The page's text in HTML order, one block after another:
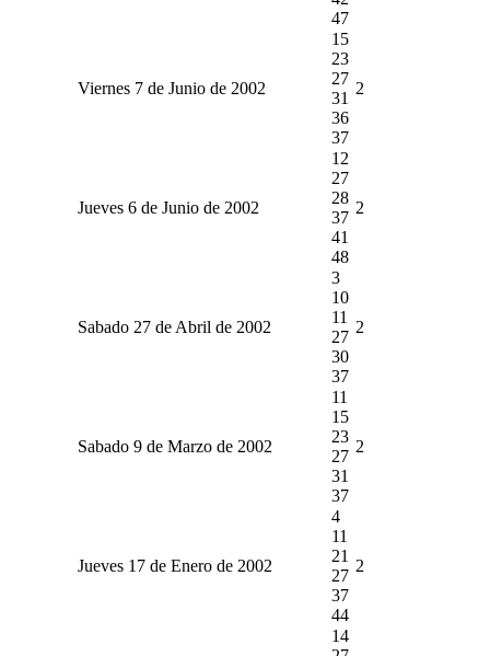
47
Viernes 7 de Junio de 2002
15
23
27
31
36
37
2
Jueves 6 de Junio de 2002
12
27
28
37
41
48
2
Sabado 27 de Abril de 2002
3
10
11
27
30
37
2
Sabado 9 de Marzo de 2002
11
15
23
27
31
37
2
Jueves 17 de Enero de 2002
4
11
21
27
37
44
2
14